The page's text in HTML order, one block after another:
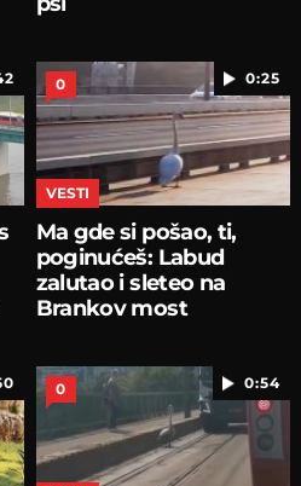
0:25
0
VESTI
Ma gde si pošao, ti,
poginućeš: Labud
zalutao i sleteo na
Brankov most
0:54
0